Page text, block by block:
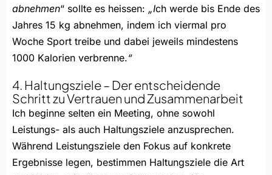
abnehmen“ sollte es heissen: „Ich werde bis Ende des
Jahres 15 kg abnehmen, indem ich viermal pro
Woche Sport treibe und dabei jeweils mindestens
1000 Kalorien verbrenne.“
4. Haltungsziele – Der entscheidende
Schritt zu Vertrauen und Zusammenarbeit
Ich beginne selten ein Meeting, ohne sowohl
Leistungs- als auch Haltungsziele anzusprechen.
Während Leistungsziele den Fokus auf konkrete
Ergebnisse legen, bestimmen Haltungsziele die Art